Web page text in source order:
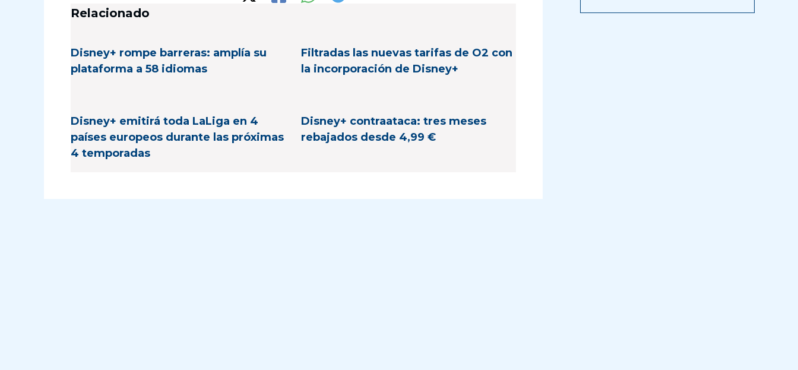
Relacionado
Disney+ rompe barreras: amplía su
plataforma a 58 idiomas
Filtradas las nuevas tarifas de O2 con
la incorporación de Disney+
Disney+ emitirá toda LaLiga en 4
países europeos durante las próximas
4 temporadas
Disney+ contraataca: tres meses
rebajados desde 4,99 €